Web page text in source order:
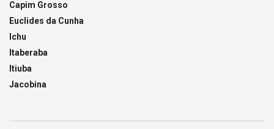
Capim Grosso
Euclides da Cunha
Ichu
Itaberaba
Itiuba
Jacobina